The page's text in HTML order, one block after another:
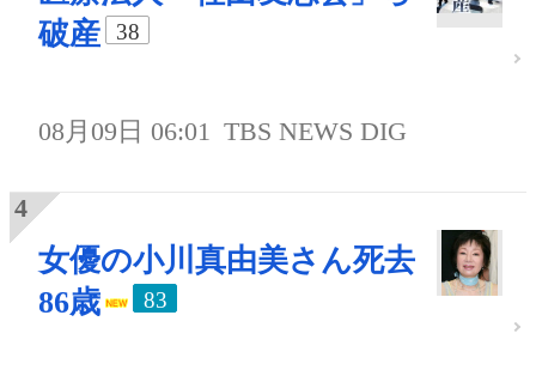
破産
38
08月09日 06:01 TBS NEWS DIG
女優の小川真由美さん死去
86歳
83